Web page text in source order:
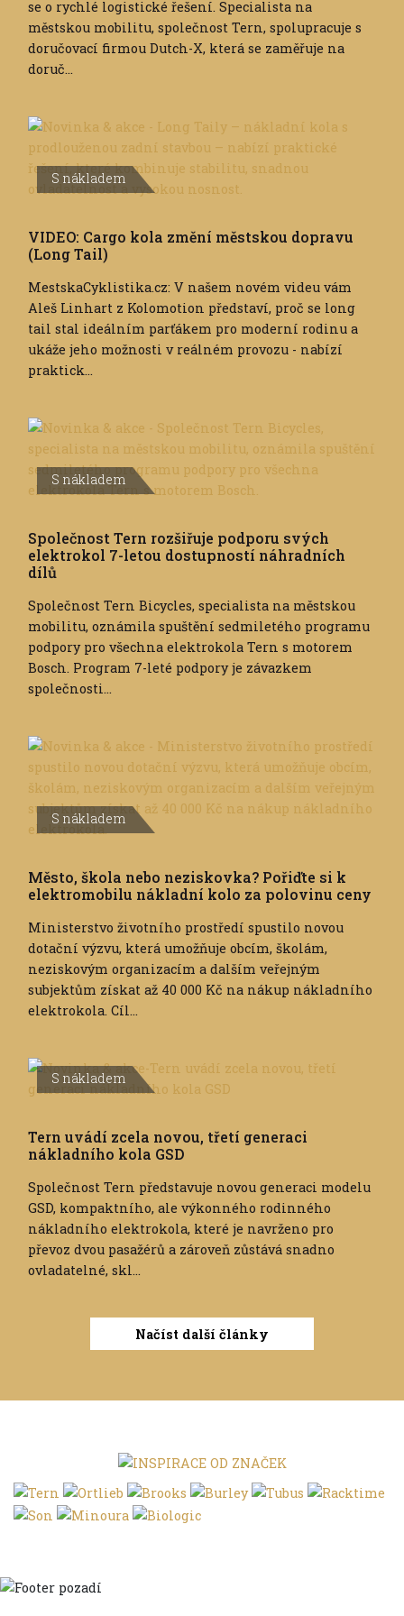
se o rychlé logistické řešení. Specialista na
městskou mobilitu, společnost Tern, spolupracuje s
doručovací firmou Dutch-X, která se zaměřuje na
doruč...
S nákladem
VIDEO: Cargo kola změní městskou dopravu
(Long Tail)
MestskaCyklistika.cz: V našem novém videu vám
Aleš Linhart z Kolomotion představí, proč se long
tail stal ideálním parťákem pro moderní rodinu a
ukáže jeho možnosti v reálném provozu - nabízí
praktick...
S nákladem
Společnost Tern rozšiřuje podporu svých
elektrokol 7-letou dostupností náhradních
dílů
Společnost Tern Bicycles, specialista na městskou
mobilitu, oznámila spuštění sedmiletého programu
podpory pro všechna elektrokola Tern s motorem
Bosch. Program 7-leté podpory je závazkem
společnosti...
S nákladem
Město, škola nebo neziskovka? Pořiďte si k
elektromobilu nákladní kolo za polovinu ceny
Ministerstvo životního prostředí spustilo novou
dotační výzvu, která umožňuje obcím, školám,
neziskovým organizacím a dalším veřejným
subjektům získat až 40 000 Kč na nákup nákladního
elektrokola. Cíl...
S nákladem
Tern uvádí zcela novou, třetí generaci
nákladního kola GSD
Společnost Tern představuje novou generaci modelu
GSD, kompaktního, ale výkonného rodinného
nákladního elektrokola, které je navrženo pro
převoz dvou pasažérů a zároveň zůstává snadno
ovladatelné, skl...
Načíst další články